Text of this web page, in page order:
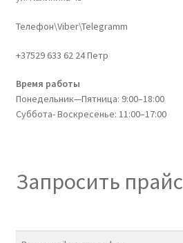
Телефон\Viber\Telegramm
+37529 633 62 24 Петр
Время работы
Понедельник—Пятница: 9:00–18:00
Суббота- Воскресенье: 11:00–17:00
Запросить прайс